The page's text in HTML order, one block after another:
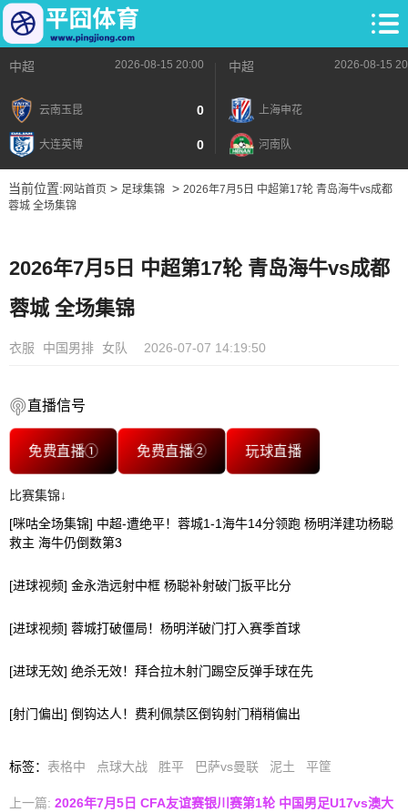
中超 2026-08-15 20:00
云南玉昆 0
大连英博 0
中超 2026-08-15
上海申花
河南队
当前位置: 网站首页> 足球集锦> 2026年7月5日 中超第17轮 青岛海牛vs成都
蓉城 全场集锦
2026年7月5日 中超第17轮 青岛海牛vs成都
蓉城 全场集锦
衣服 中国男排 女队 2026-07-07 14:19:50
直播信号
免费直播① 免费直播② 玩球直播
比赛集锦↓
[咪咕全场集锦] 中超-遭绝平！蓉城1-1海牛14分领跑 杨明洋建功杨聪
救主 海牛仍倒数第3
[进球视频] 金永浩远射中框 杨聪补射破门扳平比分
[进球视频] 蓉城打破僵局！杨明洋破门打入赛季首球
[进球无效] 绝杀无效！拜合拉木射门踢空反弹手球在先
[射门偏出] 倒钩达人！费利佩禁区倒钩射门稍稍偏出
标签： 表格中 点球大战 胜平 巴萨vs曼联 泥土 平筐
上一篇: 2026年7月5日 CFA友谊赛银川赛第1轮 中国男足U17vs澳大